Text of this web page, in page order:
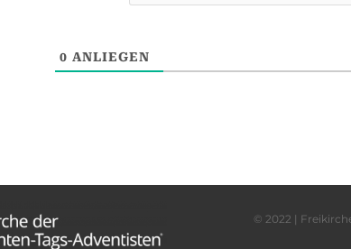
0 ANLIEGEN
© 2022 |